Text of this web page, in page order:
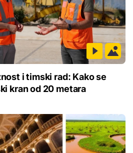
i timski rad: Kako se
kran od 20 metara